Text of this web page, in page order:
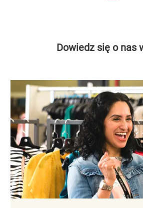
Dowiedz się o nas